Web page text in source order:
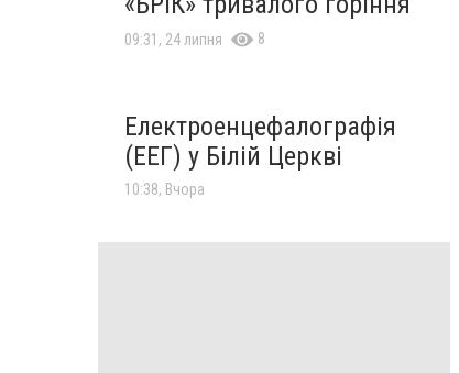
09:31, 24 липня 8
Електроенцефалографія
(ЕЕГ) у Білій Церкві
10:38, Вчора